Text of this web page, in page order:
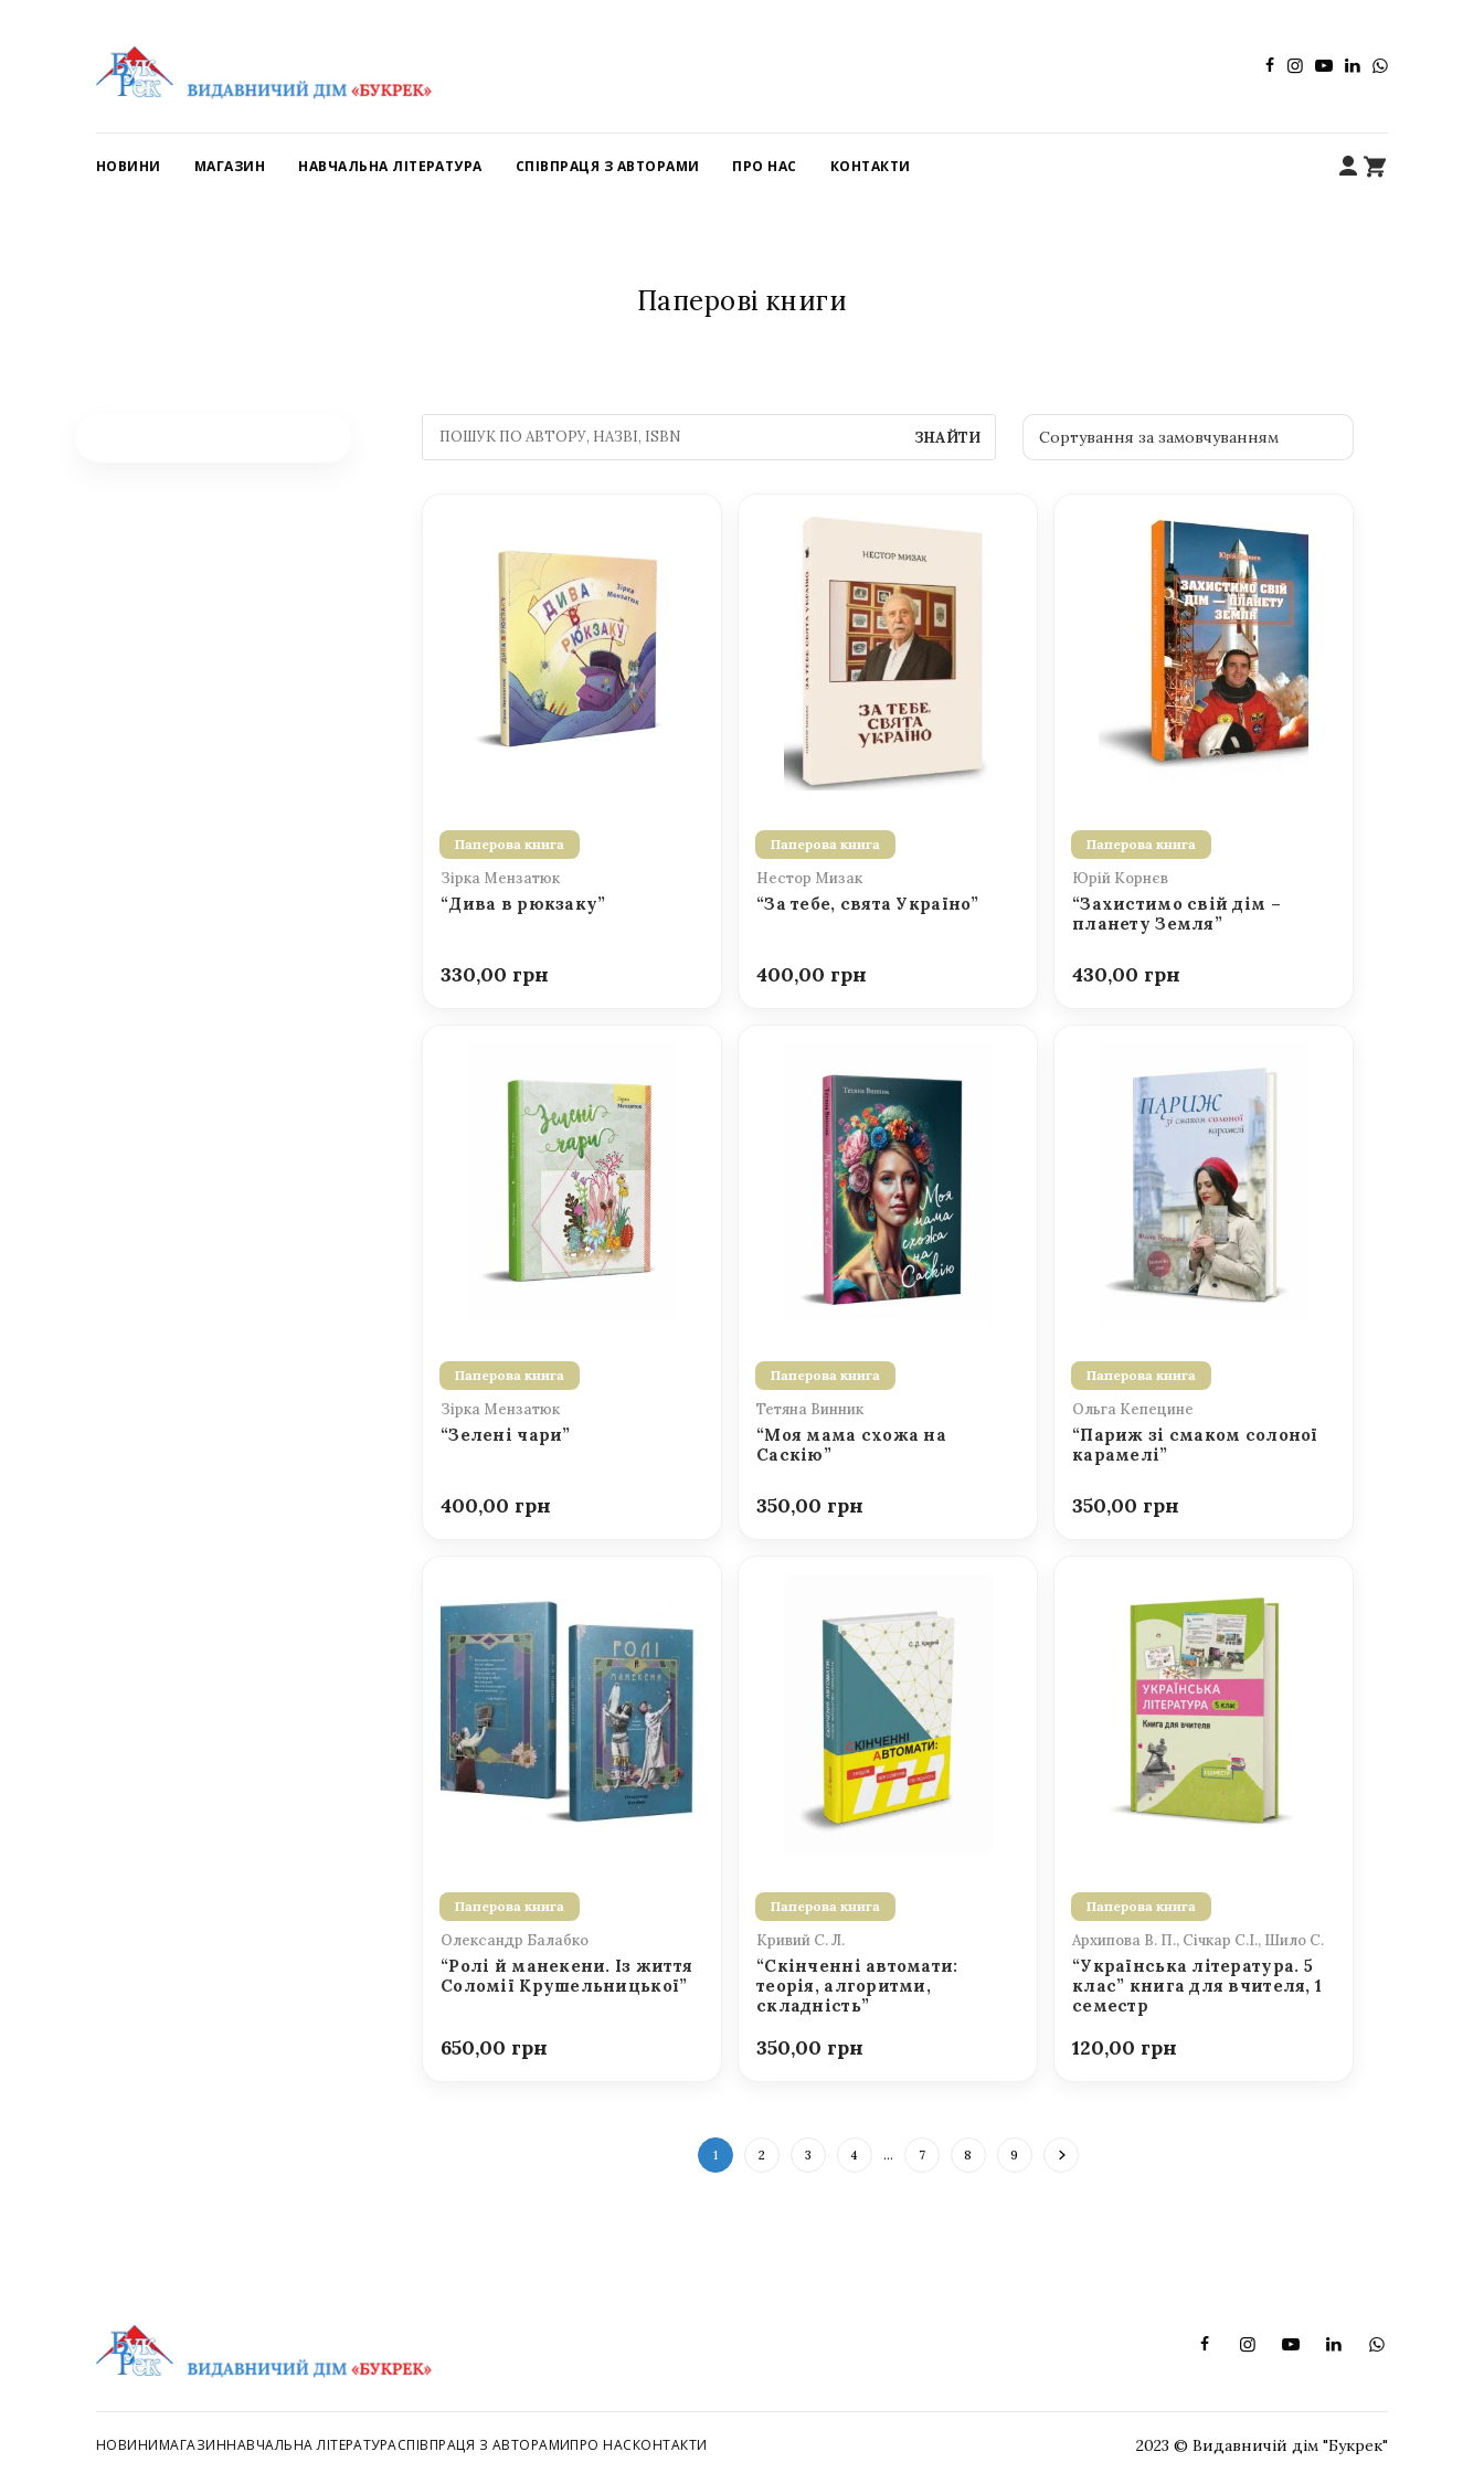
НОВИНИ МАГАЗИН НАВЧАЛЬНА ЛІТЕРАТУРА СПІВПРАЦЯ З АВТОРАМИ ПРО НАС КОНТАКТИ
Паперові книги
ЗНАЙТИ
Паперова книга
Зірка Мензатюк
“Дива в рюкзаку”
330,00
Паперова книга
Нестор Мизак
“За тебе, свята Україно”
400,00
Паперова книга
Юрій Корнєв
“Захистимо свій дім –
планету Земля”
430,00
Паперова книга
Зірка Мензатюк
“Зелені чари”
400,00
Паперова книга
Тетяна Винник
“Моя мама схожа на
Саскію”
350,00
Паперова книга
Ольга Кепецине
“Париж зі смаком солоної
карамелі”
350,00
Паперова книга
Олександр Балабко
“Ролі й манекени. Із життя
Соломії Крушельницької”
650,00
Паперова книга
Кривий С. Л.
“Скінченні автомати:
теорія, алгоритми,
складність”
350,00
Паперова книга
Архипова В. П., Січкар С.І., Шило С.
“Українська література. 5
клас” книга для вчителя, 1
семестр
120,00
1 2 3 4 … 7 8 9
НОВИНИМАГАЗИННАВЧАЛЬНА ЛІТЕРАТУРАСПІВПРАЦЯ З АВТОРАМИПРО НАСКОНТАКТИ 2023 © Видавничій дім "Букрек"